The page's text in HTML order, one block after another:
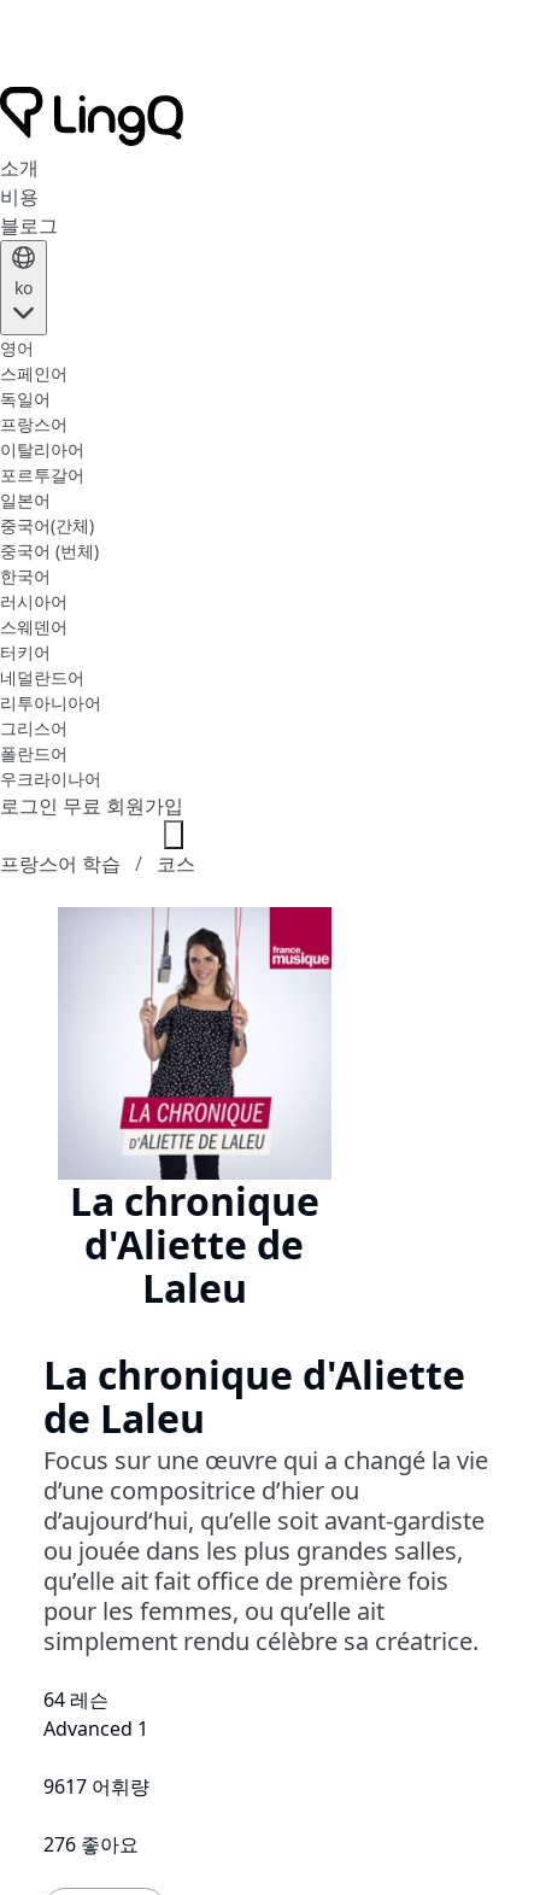
소개
비용
블로그
ko
영어
스페인어
독일어
프랑스어
이탈리아어
포르투갈어
일본어
중국어(간체)
중국어 (번체)
한국어
러시아어
스웨덴어
터키어
네덜란드어
리투아니아어
그리스어
폴란드어
우크라이나어
로그인 무료 회원가입
프랑스어 학습 코스
La chronique
d'Aliette de
Laleu
La chronique d'Aliette
de Laleu
Focus sur une œuvre qui a changé la vie
d’une compositrice d’hier ou
d’aujourd‘hui, qu’elle soit avant-gardiste
ou jouée dans les plus grandes salles,
qu’elle ait fait office de première fois
pour les femmes, ou qu’elle ait
simplement rendu célèbre sa créatrice.
64 레슨
Advanced 1
9617 어휘량
276 좋아요